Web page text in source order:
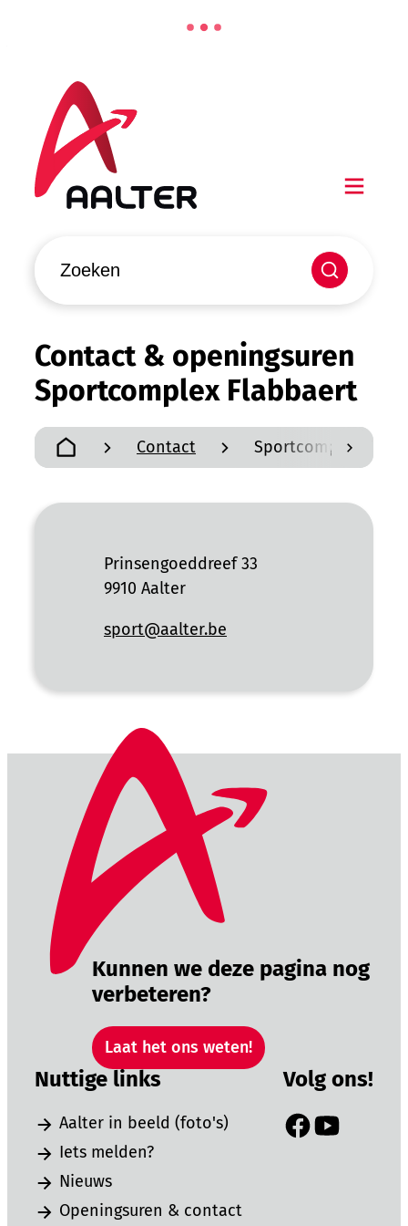
Aalter
Zoeken
Contact & openingsuren
Sportcomplex Flabbaert
scroll
Startpagina
Contact Sportcomplex
Contact
AdresPrinsengoeddreef 33
,9910 Aalter
E-mailsport@aalter.be
Kunnen we deze pagina nog
verbeteren?
Laat het ons weten!
Nuttige links
Aalter in beeld (foto's)
Iets melden?
Nieuws
Openingsuren & contact
Volg ons!
Facebook
YouTube